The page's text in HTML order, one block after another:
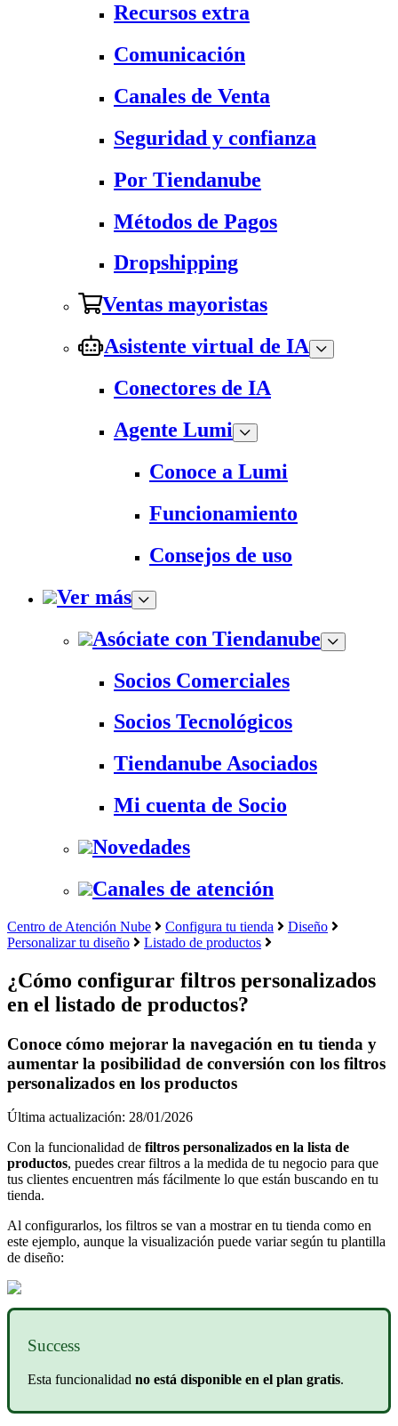
Recursos extra
Comunicación
Canales de Venta
Seguridad y confianza
Por Tiendanube
Métodos de Pagos
Dropshipping
Ventas mayoristas
Asistente virtual de IA
Conectores de IA
Agente Lumi
Conoce a Lumi
Funcionamiento
Consejos de uso
Ver más
Asóciate con Tiendanube
Socios Comerciales
Socios Tecnológicos
Tiendanube Asociados
Mi cuenta de Socio
Novedades
Canales de atención
Centro de Atención Nube Configura tu tienda
Diseño
Personalizar tu diseño
Listado de productos
¿Cómo configurar filtros personalizados
en el listado de productos?
Conoce cómo mejorar la navegación en tu tienda y
aumentar la posibilidad de conversión con los filtros
personalizados en los productos
Última actualización: 28/01/2026
Con la funcionalidad de filtros personalizados en la lista de
productos, puedes crear filtros a la medida de tu negocio para que
tus clientes encuentren más fácilmente lo que están buscando en tu
tienda.
Al configurarlos, los filtros se van a mostrar en tu tienda como en
este ejemplo, aunque la visualización puede variar según tu plantilla
de diseño:
Success
Esta funcionalidad no está disponible en el plan gratis.